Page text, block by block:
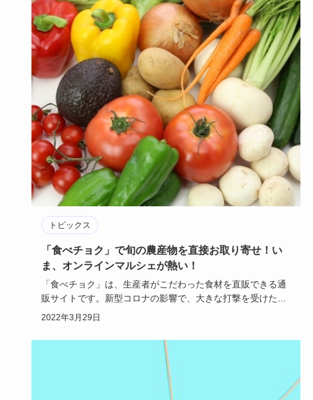
トピックス
「食べチョク」で旬の農産物を直接お取り寄せ！い
ま、オンラインマルシェが熱い！
「食べチョク」は、生産者がこだわった食材を直販できる通
販サイトです。新型コロナの影響で、大きな打撃を受けた食
の生産者に対し…
2022年3月29日